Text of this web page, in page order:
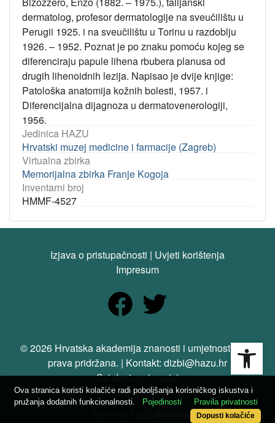
dermatolog, profesor dermatologije na sveučilištu u
Perugii 1925. i na sveučilištu u Torinu u razdoblju
1926. – 1952. Poznat je po znaku pomoću kojeg se
diferenciraju papule lihena rbubera planusa od
drugih lihenoidnih lezija. Napisao je dvije knjige:
Patološka anatomija kožnih bolesti, 1957. i
Diferencijalna dijagnoza u dermatovenerologiji,
1956.
Jedinica HAZU
Hrvatski muzej medicine i farmacije (Zagreb)
Virtualna zbirka
Memorijalna zbirka Franje Kogoja
Inventarni broj
HMMF-4527
Izjava o pristupačnosti | Uvjeti korištenja
Impresum
© 2026 Hrvatska akademija znanosti i umjetnosti. Sva
prava pridržana. | Kontakt: dizbi@hazu.hr
Svi dostupni zapisi
Ova stranica koristi kolačiće radi poboljšanja korisničkog iskustva i
pružanja dodatnih funkcionalnosti.
Pojedinosti Pravila privatnosti
Dopusti kolačiće